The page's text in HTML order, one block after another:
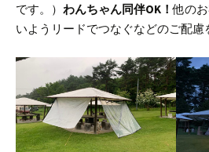
です。） わんちゃん同伴OK！他の
いようリードでつなぐなどのご配慮